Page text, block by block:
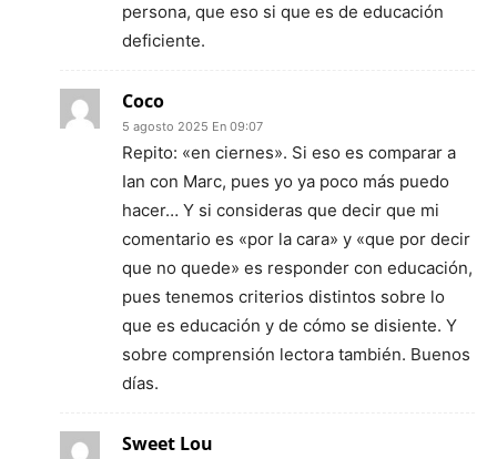
persona, que eso si que es de educación
deficiente.
Coco
5 agosto 2025 En 09:07
Repito: «en ciernes». Si eso es comparar a
Ian con Marc, pues yo ya poco más puedo
hacer… Y si consideras que decir que mi
comentario es «por la cara» y «que por decir
que no quede» es responder con educación,
pues tenemos criterios distintos sobre lo
que es educación y de cómo se disiente. Y
sobre comprensión lectora también. Buenos
días.
Sweet Lou